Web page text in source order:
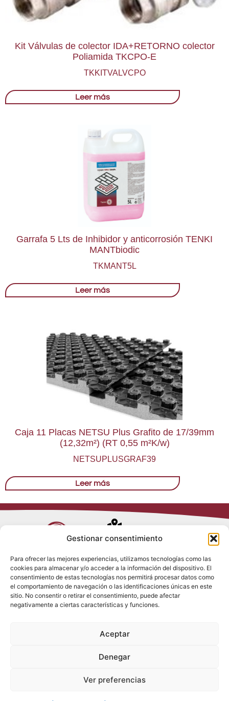
Gestionar consentimiento
Para ofrecer las mejores experiencias, utilizamos tecnologías como las
cookies para almacenar y/o acceder a la información del dispositivo. El
consentimiento de estas tecnologías nos permitirá procesar datos como
el comportamiento de navegación o las identificaciones únicas en este
sitio. No consentir o retirar el consentimiento, puede afectar
negativamente a ciertas características y funciones.
Aceptar
Denegar
Ver preferencias
Kit Válvulas de colector IDA+RETORNO colector
Poliamida TKCPO-E
TKKITVALVCPO
Leer más
Garrafa 5 Lts de Inhibidor y anticorrosión TENKI
MANTbiodic
TKMANT5L
Leer más
Caja 11 Placas NETSU Plus Grafito de 17/39mm
(12,32m²) (RT 0,55 m²K/w)
NETSUPLUSGRAF39
Leer más
Avenida de
28017 Madrid
(España)
(+34) 910 917
info@tenki-
Política de
Privacidad
Política de
Cookies